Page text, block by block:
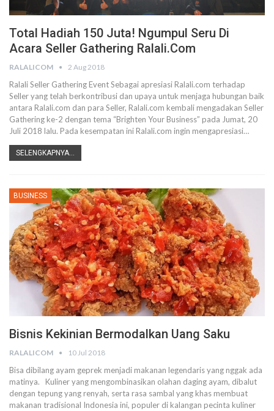
Total Hadiah 150 Juta! Ngumpul Seru Di
Acara Seller Gathering Ralali.com
RALALICOM 2 Aug 2018
Ralali Seller Gathering Event Sebagai apresiasi Ralali.com terhadap
Seller yang telah berkontribusi dan upaya untuk menjaga hubungan baik
antara Ralali.com dan para Seller, Ralali.com kembali mengadakan Seller
Gathering ke-2 dengan tema “Brighten Your Business” pada Jumat, 20
Juli 2018 lalu. Pada kesempatan ini Ralali.com ingin mengapresiasi…
SELENGKAPNYA...
BUSINESS
Bisnis Kekinian Bermodalkan Uang Saku
RALALICOM 10 Jul 2018
Bisa dibilang ayam geprek menjadi makanan legendaris yang nggak ada
matinya. Kuliner yang mengombinasikan olahan daging ayam, dibalut
dengan tepung yang renyah, serta rasa sambal yang khas membuat
makanan tradisional Indonesia ini, populer di kalangan pecinta kuliner